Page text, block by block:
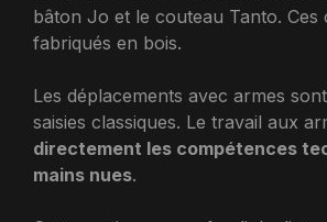
bâton Jo et le couteau Tanto. Ces
fabriqués en bois.
Les déplacements avec armes
saisies classiques. Le travail aux
directement les compétences
mains nues.